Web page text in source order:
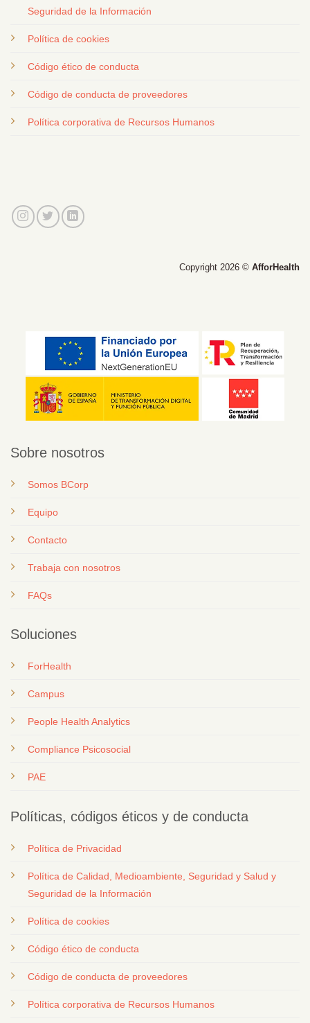
Seguridad de la Información
Política de cookies
Código ético de conducta
Código de conducta de proveedores
Política corporativa de Recursos Humanos
Copyright 2026 © AfforHealth
Sobre nosotros
Somos BCorp
Equipo
Contacto
Trabaja con nosotros
FAQs
Soluciones
ForHealth
Campus
People Health Analytics
Compliance Psicosocial
PAE
Políticas, códigos éticos y de conducta
Política de Privacidad
Política de Calidad, Medioambiente, Seguridad y Salud y
Seguridad de la Información
Política de cookies
Código ético de conducta
Código de conducta de proveedores
Política corporativa de Recursos Humanos